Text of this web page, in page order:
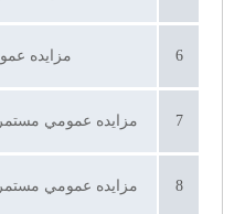
6 مزايده
7 مزايده عمومي مستمر 5 -1404( ضايعات حاصل از توليد)
8 مزايده عمومي مستمر 1 -1404( ضايعات حاصل از توليد)